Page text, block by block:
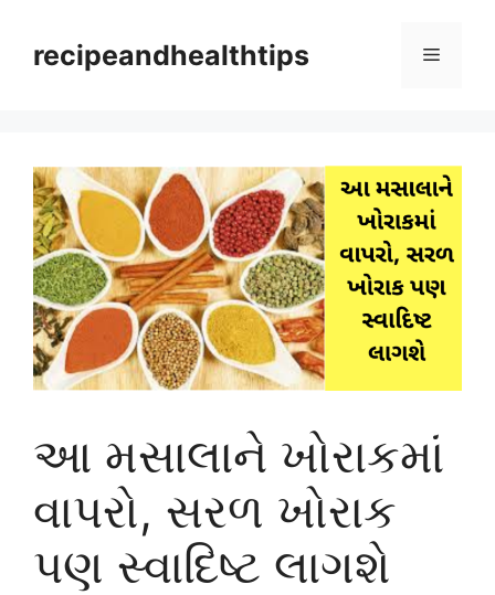
contentrecipeandhealthtips Menu
આ મસાલાને ખોરાકમાં
વાપરો, સરળ ખોરાક
પણ સ્વાદિષ્ટ લાગશે